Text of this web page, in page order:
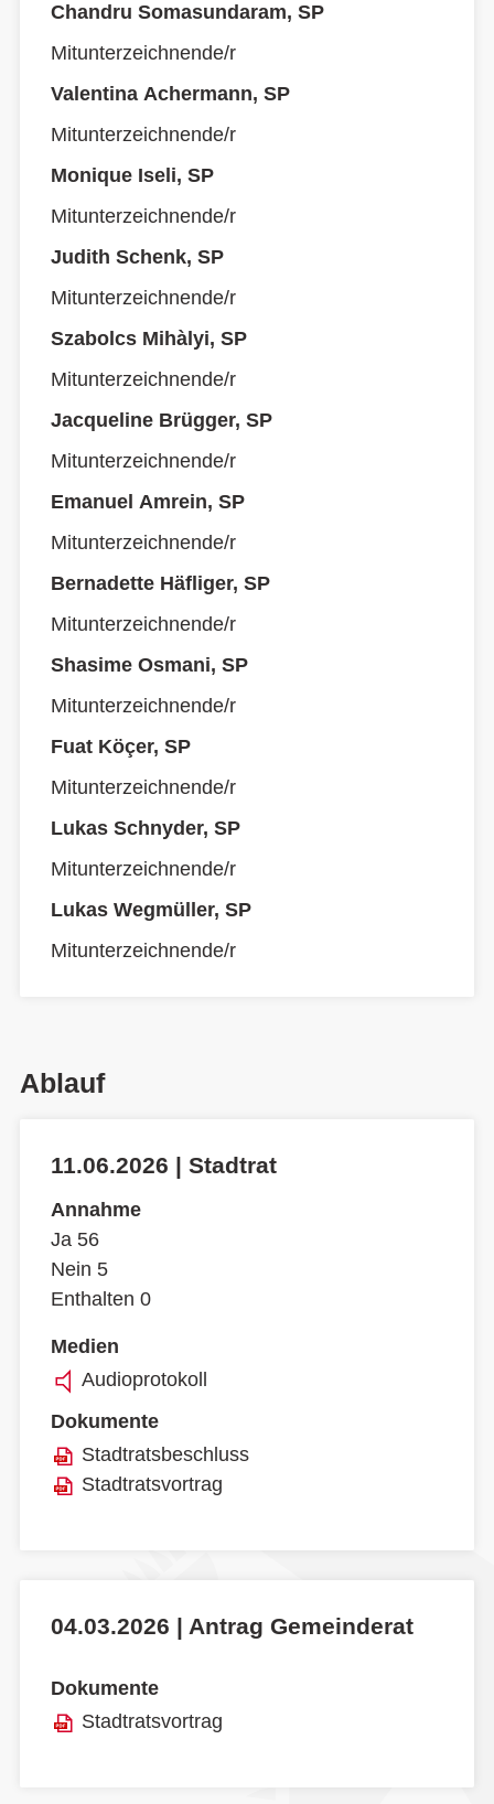
Chandru Somasundaram, SP
Mitunterzeichnende/r
Valentina Achermann, SP
Mitunterzeichnende/r
Monique Iseli, SP
Mitunterzeichnende/r
Judith Schenk, SP
Mitunterzeichnende/r
Szabolcs Mihàlyi, SP
Mitunterzeichnende/r
Jacqueline Brügger, SP
Mitunterzeichnende/r
Emanuel Amrein, SP
Mitunterzeichnende/r
Bernadette Häfliger, SP
Mitunterzeichnende/r
Shasime Osmani, SP
Mitunterzeichnende/r
Fuat Köçer, SP
Mitunterzeichnende/r
Lukas Schnyder, SP
Mitunterzeichnende/r
Lukas Wegmüller, SP
Mitunterzeichnende/r
Ablauf
11.06.2026 | Stadtrat
Annahme
Ja 56
Nein 5
Enthalten 0
Medien
Audioprotokoll
Dokumente
Stadtratsbeschluss
Stadtratsvortrag
04.03.2026 | Antrag Gemeinderat
Dokumente
Stadtratsvortrag